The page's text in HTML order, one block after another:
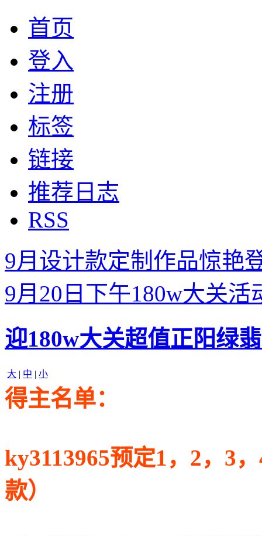
首页
登入
注册
标签
链接
推荐日志
RSS
9月设计款定制作品惊艳
9月20日下午180w大关活
迎180w大关超值正阳绿
大 | 中 | 小
得主名单：
ky3113965预定1，2，3
款）